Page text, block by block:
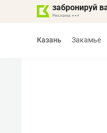
забронируй
Казань Закамье